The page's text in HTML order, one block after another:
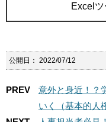
Excelツ
公開日： 2022/07/12
PREV
意外と身近！？
いく（基本的人